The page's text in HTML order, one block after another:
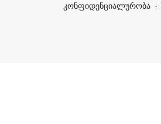
კონფიდენციალურობა